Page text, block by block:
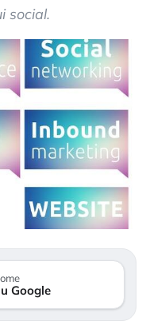
social.
Google